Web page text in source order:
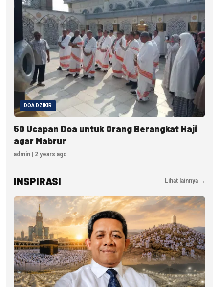
DOA DZIKIR
50 Ucapan Doa untuk Orang Berangkat Haji
agar Mabrur
admin | 2 years ago
INSPIRASI Lihat lainnya →